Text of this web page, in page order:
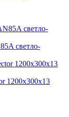
светло-
1200x300x13